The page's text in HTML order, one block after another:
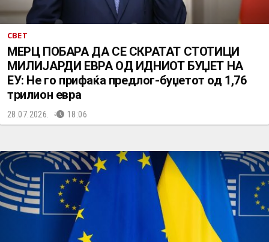
СВЕТ
МЕРЦ ПОБАРА ДА СЕ СКРАТАТ СТОТИЦИ
МИЛИЈАРДИ ЕВРА ОД ИДНИОТ БУЏЕТ НА
ЕУ: Не го прифаќа предлог-буџетот од 1,76
трилион евра
28.07.2026. 18:06